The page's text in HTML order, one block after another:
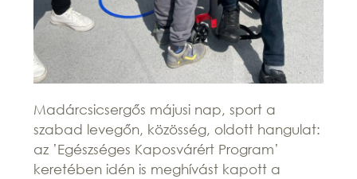
Madárcsicsergős májusi nap, sport a
szabad levegőn, közösség, oldott hangulat:
az ’Egészséges Kaposvárért Program’
keretében idén is meghívást kapott a